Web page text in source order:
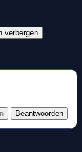
verbergen
Beantwoorden